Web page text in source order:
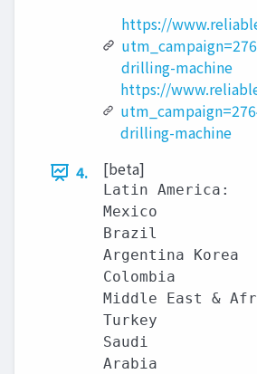
https://
drilling-machine
https://
drilling-machine
4.
[beta]
Latin America:
Mexico
Brazil
Argentina Korea
Colombia
Middle East &
Turkey
Saudi
Arabia